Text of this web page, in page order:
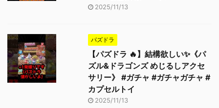
2025/11/13
パズドラ
【パズドラ 🔥】結構欲しい✨《パ
ズル&ドラゴンズ めじるしアクセ
サリー》 #ガチャ #ガチャガチャ #
カプセルトイ
2025/11/13